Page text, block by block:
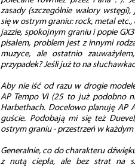
zasady (szczególnie walory
się w ostrym graniu: rock, metal etc.,
jazzie, spokojnym graniu i popie
pisałem, problem jest z innymi
muzyce, ale ostatnio
przypadek? Jeśli już to na
Aby nie iść od razu w drogie
AP Tempo VI (25 to już podobno
Harbethach. Docelowo planuję AP
guście. Podobają mi się też
ostrym graniu - przestrzeń w
Generalnie, co do charakteru
z nutą ciepła, ale bez strat na